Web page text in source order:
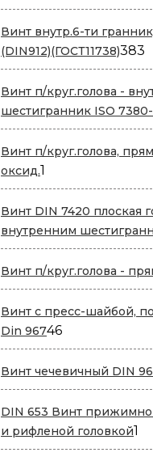
Винт внутр.6-ти
(DIN912)(ГОСТ11738)383
Винт п/круг.голова -
шестигранник ISO 7380-
Винт п/круг.голова,
оксид.1
товар
Винт DIN 7420 плоская
внутренним
Винт п/круг.голова -
Винт с пресс-шайбой,
Din 9674646
товаров
Винт чечевичный DIN
DIN 653 Винт
и рифленой головкой1